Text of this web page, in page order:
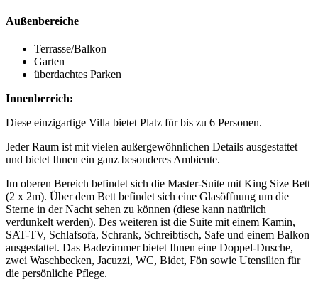
Außenbereiche
Terrasse/Balkon
Garten
überdachtes Parken
Innenbereich:
Diese einzigartige Villa bietet Platz für bis zu 6 Personen.
Jeder Raum ist mit vielen außergewöhnlichen Details ausgestattet
und bietet Ihnen ein ganz besonderes Ambiente.
Im oberen Bereich befindet sich die Master-Suite mit King Size Bett
(2 x 2m). Über dem Bett befindet sich eine Glasöffnung um die
Sterne in der Nacht sehen zu können (diese kann natürlich
verdunkelt werden). Des weiteren ist die Suite mit einem Kamin,
SAT-TV, Schlafsofa, Schrank, Schreibtisch, Safe und einem Balkon
ausgestattet. Das Badezimmer bietet Ihnen eine Doppel-Dusche,
zwei Waschbecken, Jacuzzi, WC, Bidet, Fön sowie Utensilien für
die persönliche Pflege.